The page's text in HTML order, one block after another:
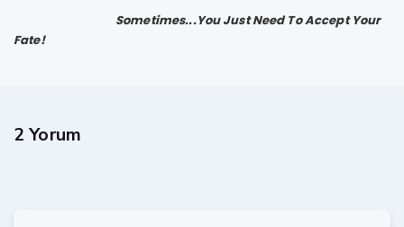
Sometimes...You Just Need To Accept Your
Fate!
2 Yorum